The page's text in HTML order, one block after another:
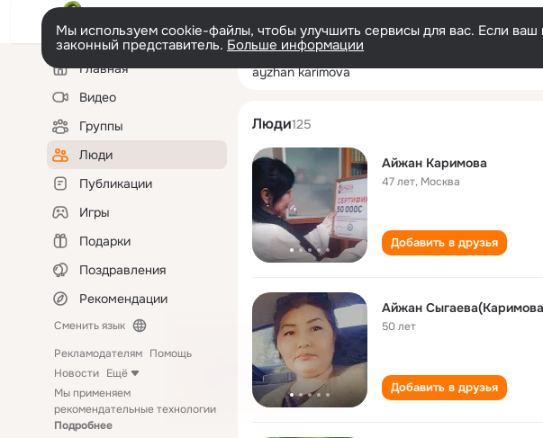
Мы используем cookie-файлы, чтобы улучшить сервисы для вас. Если
законный представитель. Больше информации
Левая
колонкаГлавная
Видео
Группы
Люди
Публикации
Игры
Подарки
Поздравления
Рекомендации
Сменить язык
Рекламодателям Помощь
Новости Ещё
Мы применяем
рекомендательные технологии
Подробнее
ayzhan karimova
Люди125
Айжан Каримова
47 лет, Москва
Добавить в друзья
Айжан
50 лет
Добавить в друзья